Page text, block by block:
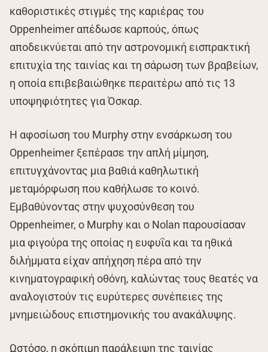
καθοριστικές στιγμές της καριέρας του
Oppenheimer απέδωσε καρπούς, όπως
αποδεικνύεται από την αστρονομική εισπρακτική
επιτυχία της ταινίας και τη σάρωση των βραβείων,
η οποία επιβεβαιώθηκε περαιτέρω από τις 13
υποψηφιότητες για Όσκαρ.
Η αφοσίωση του Murphy στην ενσάρκωση του
Oppenheimer ξεπέρασε την απλή μίμηση,
επιτυγχάνοντας μια βαθιά καθηλωτική
μεταμόρφωση που καθήλωσε το κοινό.
Εμβαθύνοντας στην ψυχοσύνθεση του
Oppenheimer, ο Murphy και ο Nolan παρουσίασαν
μια φιγούρα της οποίας η ευφυΐα και τα ηθικά
διλήμματα είχαν απήχηση πέρα από την
κινηματογραφική οθόνη, καλώντας τους θεατές να
αναλογιστούν τις ευρύτερες συνέπειες της
μνημειώδους επιστημονικής του ανακάλυψης.
Ωστόσο, η σκόπιμη παράλειψη της ταινίας